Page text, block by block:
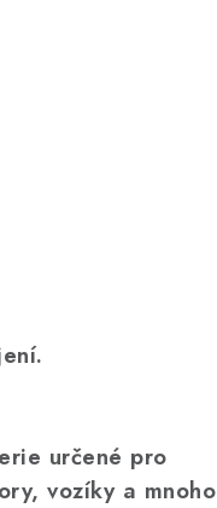
určené pro
vozíky a mnoho